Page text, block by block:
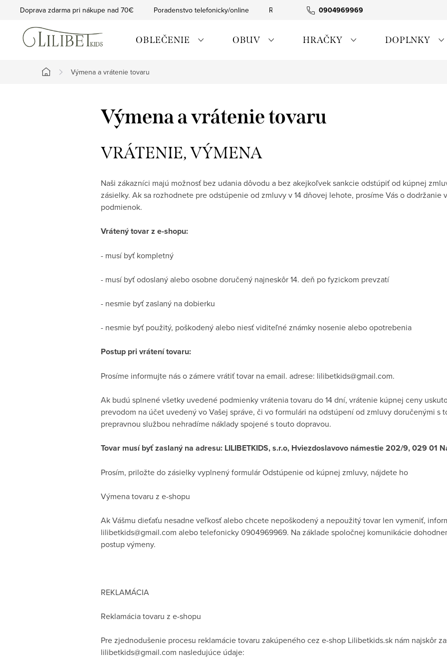
0904969969
Doprava zdarma pri nákupe nad 70€ Poradenstvo telefonicky/online Rýchla expedícia Tovar skladom
OBLEČENIE OBUV HRAČKY DOPLNKY
Domov
Výmena a vrátenie tovaru
Výmena a vrátenie tovaru
VRÁTENIE, VÝMENA
Naši zákazníci majú možnosť bez udania dôvodu a bez akejkoľvek sankcie odstúpiť od kúpnej
zásielky. Ak sa rozhodnete pre odstúpenie od zmluvy v 14 dňovej lehote, prosíme Vás o dodržanie
podmienok.
Vrátený tovar z e-shopu:
- musí byť kompletný
- musí byť odoslaný alebo osobne doručený najneskôr 14. deň po fyzickom prevzatí
- nesmie byť zaslaný na dobierku
- nesmie byť použitý, poškodený alebo niesť viditeľné známky nosenie alebo opotrebenia
Postup pri vrátení tovaru:
Prosíme informujte nás o zámere vrátiť tovar na email. adrese: lilibetkids@gmail.com.
Ak budú splnené všetky uvedené podmienky vrátenia tovaru do 14 dní, vrátenie kúpnej ceny
prevodom na účet uvedený vo Vašej správe, či vo formulári na odstúpení od zmluvy doručenými s
prepravnou službou nehradíme náklady spojené s touto dopravou.
Tovar musí byť zaslaný na adresu: LILIBETKIDS, s.r.o, Hviezdoslavovo námestie 202/9, 029 01
Prosím, priložte do zásielky vyplnený formulár Odstúpenie od kúpnej zmluvy, nájdete ho
Výmena tovaru z e-shopu
Ak Vášmu dieťaťu nesadne veľkosť alebo chcete nepoškodený a nepoužitý tovar len vymeniť,
lilibetkids@gmail.com alebo telefonicky 0904969969. Na základe spoločnej komunikácie
postup výmeny.
REKLAMÁCIA
Reklamácia tovaru z e-shopu
Pre zjednodušenie procesu reklamácie tovaru zakúpeného cez e-shop Lilibetkids.sk nám najskôr
lilibetkids@gmail.com nasledujúce údaje: